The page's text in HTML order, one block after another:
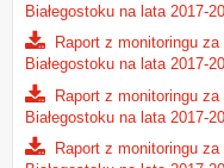
Białegostoku na lata 2017-
Raport z monitoringu
Białegostoku na lata 2017-
Raport z monitoringu
Białegostoku na lata 2017-
Raport z monitoringu